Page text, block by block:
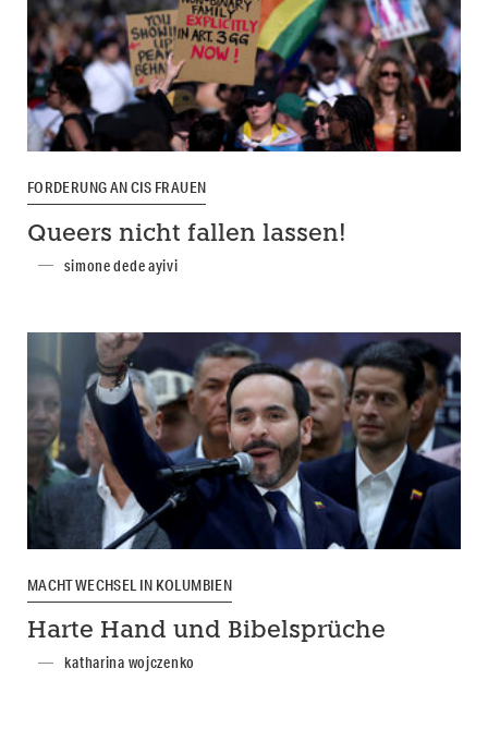
FORDERUNG AN CIS FRAUEN
Queers nicht fallen lassen!
simone dede ayivi
MACHTWECHSEL IN KOLUMBIEN
Harte Hand und Bibelsprüche
katharina wojczenko